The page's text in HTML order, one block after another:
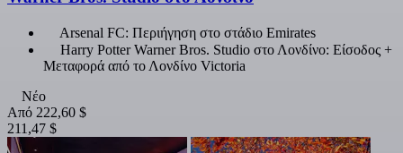
Arsenal FC: Περιήγηση στο στάδιο Emirates
Harry Potter Warner Bros. Studio στο Λονδίνο: Είσοδος +
Μεταφορά από το Λονδίνο Victoria
Νέο
Από 222,60 $
211,47 $